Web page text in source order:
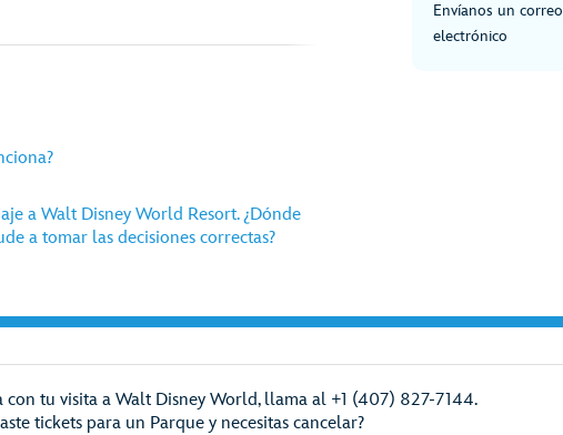
a Walt Disney World Resort. ¿Dónde
a tomar las decisiones correctas?
Envíanos un correo
electrónico
con tu visita a Walt Disney World, llama al +1 (407) 827-7144.
tickets para un Parque y necesitas cancelar?